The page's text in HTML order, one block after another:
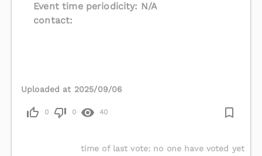
Event time periodicity: N/A
contact:
Uploaded at 2025/09/06
0 0 40
time of last vote: no one have voted yet